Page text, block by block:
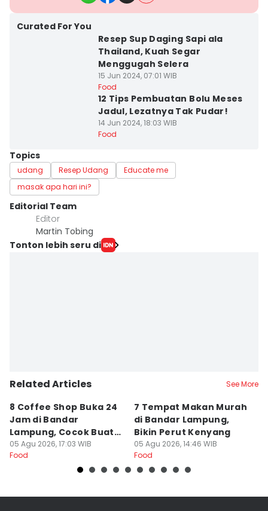
Curated For You
Resep Sup Daging Sapi ala
Thailand, Kuah Segar
Menggugah Selera
15 Jun 2024, 07:01 WIB
Food
12 Tips Pembuatan Bolu Meses
Jadul, Lezatnya Tak Pudar!
14 Jun 2024, 18:03 WIB
Food
Topics
udang Resep Udang
Educate me
masak apa hari ini?
Editorial Team
Editor
Martin Tobing
Tonton lebih seru di
Related Articles See More
8 Coffee Shop Buka 24
Jam di Bandar
Lampung, Cocok Buat
Begadang
05 Agu 2026, 17:03 WIB
Food
7 Tempat Makan Murah
di Bandar Lampung,
Bikin Perut Kenyang
05 Agu 2026, 14:46 WIB
Food